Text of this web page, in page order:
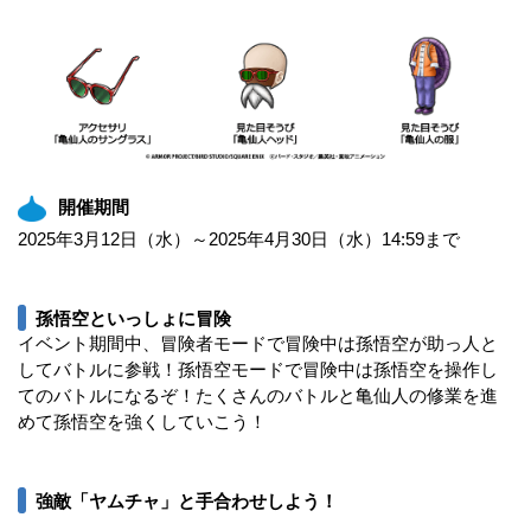
開催期間
2025年3月12日（水）～2025年4月30日（水）14:59まで
孫悟空といっしょに冒険
イベント期間中、冒険者モードで冒険中は孫悟空が助っ人と
してバトルに参戦！孫悟空モードで冒険中は孫悟空を操作し
てのバトルになるぞ！たくさんのバトルと亀仙人の修業を進
めて孫悟空を強くしていこう！
強敵「ヤムチャ」と手合わせしよう！